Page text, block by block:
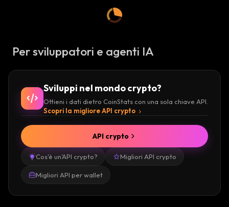
Per sviluppatori e agenti IA
Sviluppi nel mondo crypto?
Ottieni i dati dietro CoinStats con una sola chiave API.
Scopri la migliore API crypto
Cos'è un'API crypto? Migliori API crypto
Migliori API per wallet
API crypto